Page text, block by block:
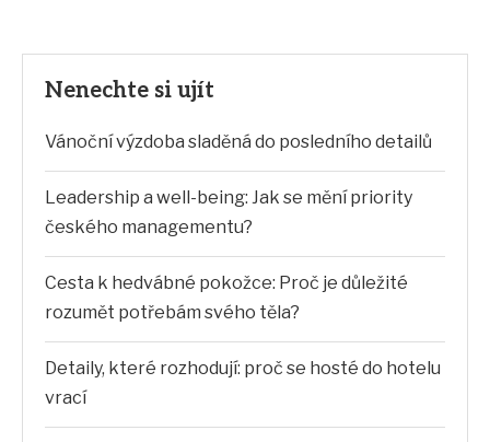
Nenechte si ujít
Vánoční výzdoba sladěná do posledního detailů
Leadership a well-being: Jak se mění priority
českého managementu?
Cesta k hedvábné pokožce: Proč je důležité
rozumět potřebám svého těla?
Detaily, které rozhodují: proč se hosté do hotelu
vrací